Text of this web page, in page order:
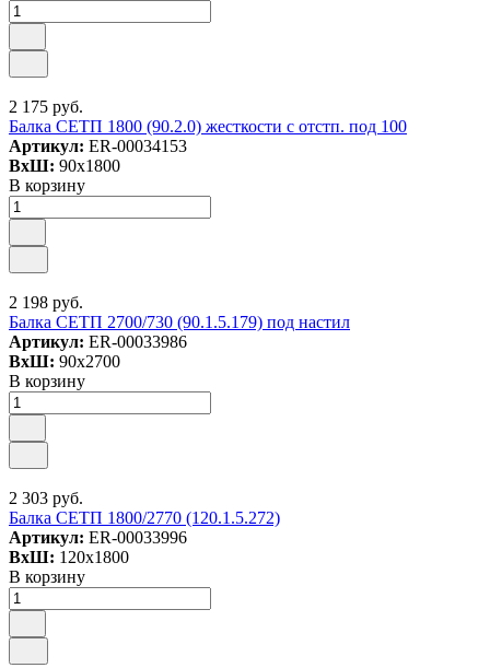
2 175 руб.
Балка СЕТП 1800 (90.2.0) жесткости с отстп. под 100
Артикул: ER-00034153
ВxШ: 90x1800
В корзину
2 198 руб.
Балка СЕТП 2700/730 (90.1.5.179) под настил
Артикул: ER-00033986
ВxШ: 90x2700
В корзину
2 303 руб.
Балка СЕТП 1800/2770 (120.1.5.272)
Артикул: ER-00033996
ВxШ: 120x1800
В корзину